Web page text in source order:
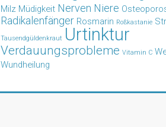
Milz Müdigkeit Nerven Niere
Radikalenfänger Rosmarin Roßkastanie
Tausendgüldenkraut Urtinktur
Verdauungsprobleme Vitamin C
Wundheilung